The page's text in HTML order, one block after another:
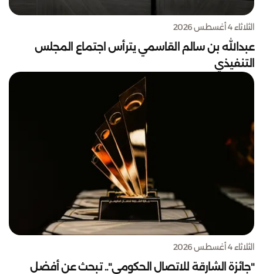
الثلاثاء 4 أغسطس 2026
عبدالله بن سالم القاسمي يترأس اجتماع المجلس
التنفيذي
الثلاثاء 4 أغسطس 2026
"جائزة الشارقة للاتصال الحكومي".. تبحث عن أفضل